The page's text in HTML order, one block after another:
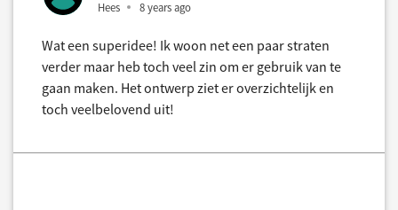
Hees 8 years ago
Wat een superidee! Ik woon net een paar straten
verder maar heb toch veel zin om er gebruik van te
gaan maken. Het ontwerp ziet er overzichtelijk en
toch veelbelovend uit!